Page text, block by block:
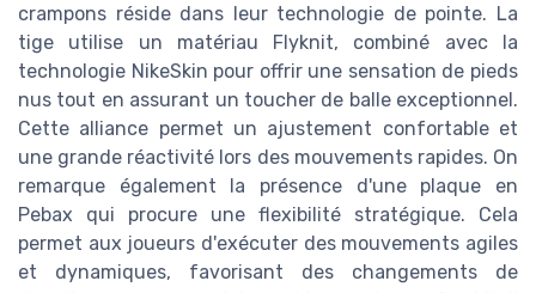
crampons réside dans leur technologie de pointe. La
tige utilise un matériau Flyknit, combiné avec la
technologie NikeSkin pour offrir une sensation de pieds
nus tout en assurant un toucher de balle exceptionnel.
Cette alliance permet un ajustement confortable et
une grande réactivité lors des mouvements rapides. On
remarque également la présence d'une plaque en
Pebax qui procure une flexibilité stratégique. Cela
permet aux joueurs d'exécuter des mouvements agiles
et dynamiques, favorisant des changements de